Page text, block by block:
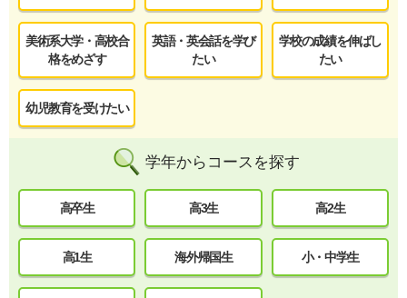
美術系大学・高校合
格をめざす
英語・英会話を学び
たい
学校の成績を伸ばし
たい
幼児教育を受けたい
学年からコースを探す
高卒生 高3生 高2生
高1生 海外帰国生 小・中学生